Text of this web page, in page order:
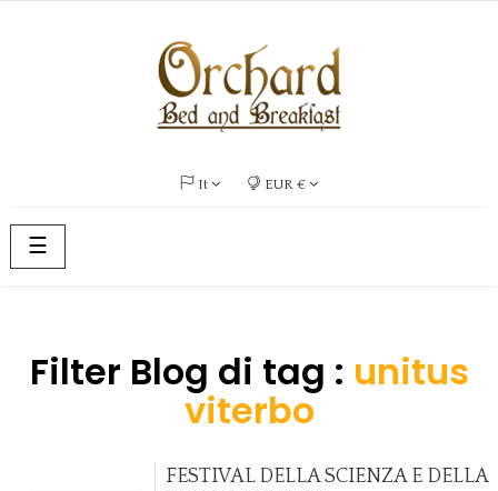
It EUR €
navigazione
Toggle
☰
Filter Blog di tag : unitus
viterbo
FESTIVAL DELLA SCIENZA E DELLA